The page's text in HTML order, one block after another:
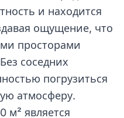
и находится
ощущение, что
просторами
соседних
погрузиться
атмосферу.
м² является